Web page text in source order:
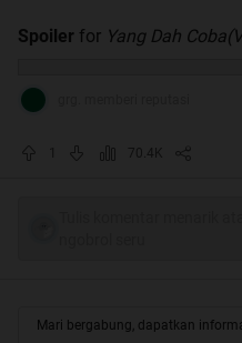
Spoiler for Yang Dah
70.4K
Mari bergabung, dapatkan